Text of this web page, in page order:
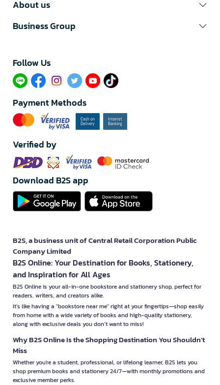
About us
Business Group
Follow Us​
Payment Methods
Verified by
Download B2S app
B2S, a business unit of Central Retail Corporation Public
Company Limited
B2S Online: Your Destination for Books, Stationery,
and Inspiration for All Ages
B2S Online is your all-in-one bookstore and stationery shop, perfect for
readers, writers, and creators alike.
It’s like having a "bookstore near me" right at your fingertips—shop easily
from home with a wide variety of books and high-quality stationery,
along with exclusive deals you don’t want to miss!
Why B2S Online Is the Shopping Destination You Shouldn’t
Miss
Whether you're a student, professional, or lifelong learner, B2S lets you
shop premium books and stationery 24/7—with monthly promotions and
exclusive member perks.